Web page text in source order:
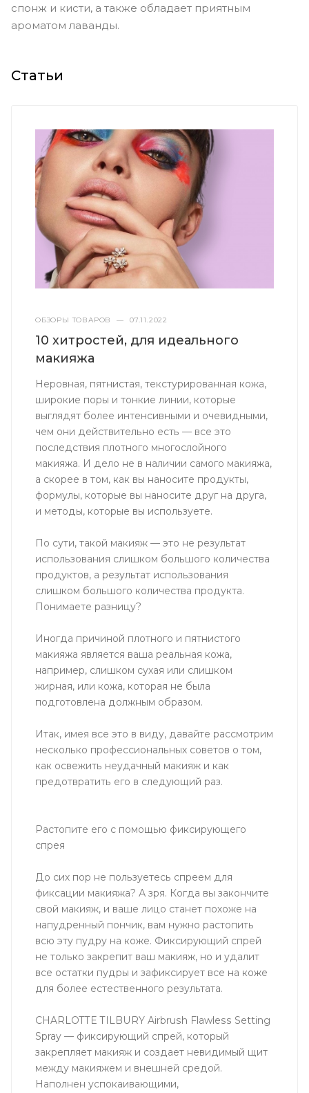
спонж и кисти, а также обладает приятным
ароматом лаванды.
Статьи
ОБЗОРЫ ТОВАРОВ — 07.11.2022
10 хитростей, для идеального
макияжа
Неровная, пятнистая, текстурированная кожа,
широкие поры и тонкие линии, которые
выглядят более интенсивными и очевидными,
чем они действительно есть — все это
последствия плотного многослойного
макияжа. И дело не в наличии самого макияжа,
а скорее в том, как вы наносите продукты,
формулы, которые вы наносите друг на друга,
и методы, которые вы используете.
По сути, такой макияж — это не результат
использования слишком большого количества
продуктов, а результат использования
слишком большого количества продукта.
Понимаете разницу?
Иногда причиной плотного и пятнистого
макияжа является ваша реальная кожа,
например, слишком сухая или слишком
жирная, или кожа, которая не была
подготовлена ​​должным образом.
Итак, имея все это в виду, давайте рассмотрим
несколько профессиональных советов о том,
как освежить неудачный макияж и как
предотвратить его в следующий раз.
Растопите его с помощью фиксирующего
спрея
До сих пор не пользуетесь спреем для
фиксации макияжа? А зря. Когда вы закончите
свой макияж, и ваше лицо станет похоже на
напудренный пончик, вам нужно растопить
всю эту пудру на коже. Фиксирующий спрей
не только закрепит ваш макияж, но и удалит
все остатки пудры и зафиксирует все на коже
для более естественного результата.
CHARLOTTE TILBURY Airbrush Flawless Setting
Spray — фиксирующий спрей, который
закрепляет макияж и создает невидимый щит
между макияжем и внешней средой.
Наполнен успокаивающими,